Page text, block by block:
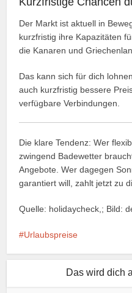
Der Markt ist aktuell in
kurzfristig ihre Kapazitäten
die Kanaren und
Das kann sich für dich
auch kurzfristig bessere
verfügbare Verbindungen.
Die klare Tendenz: Wer
zwingend Badewetter
Angebote. Wer dagegen
garantiert will, zahlt jetzt zu
Quelle: holidaycheck,; Bild:
Urlaubspreise
Das wird dich